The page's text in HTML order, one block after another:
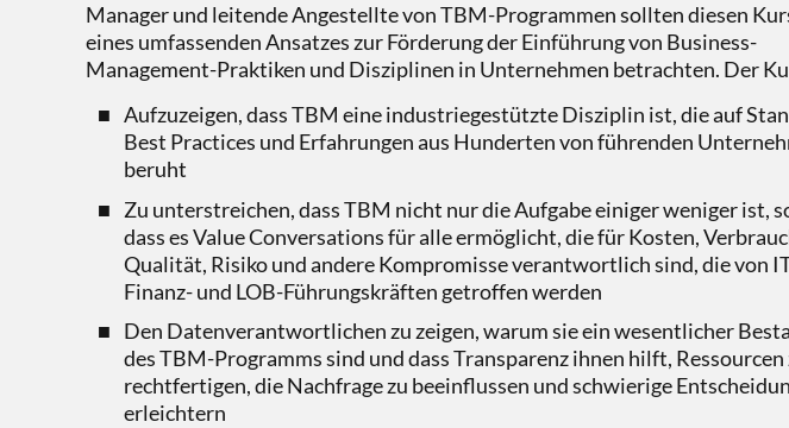
Manager und leitende Angestellte von TBM-Programmen sollten diesen
eines umfassenden Ansatzes zur Förderung der Einführung von Business-
Management-Praktiken und Disziplinen in Unternehmen betrachten. Der
Aufzuzeigen, dass TBM eine industriegestützte Disziplin ist, die auf
Best Practices und Erfahrungen aus Hunderten von führenden
beruht
Zu unterstreichen, dass TBM nicht nur die Aufgabe einiger weniger ist,
dass es Value Conversations für alle ermöglicht, die für Kosten,
Qualität, Risiko und andere Kompromisse verantwortlich sind, die von
Finanz- und LOB-Führungskräften getroffen werden
Den Datenverantwortlichen zu zeigen, warum sie ein wesentlicher
des TBM-Programms sind und dass Transparenz ihnen hilft, Ressourcen
rechtfertigen, die Nachfrage zu beeinflussen und schwierige
erleichtern